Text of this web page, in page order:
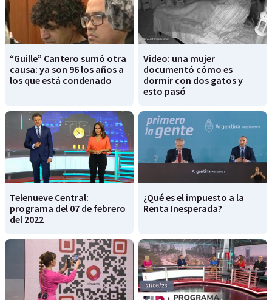
“Guille” Cantero sumó otra
causa: ya son 96 los años a
los que está condenado
Video: una mujer
documentó cómo es
dormir con dos gatos y
esto pasó
Telenueve Central:
programa del 07 de febrero
del 2022
¿Qué es el impuesto a la
Renta Inesperada?